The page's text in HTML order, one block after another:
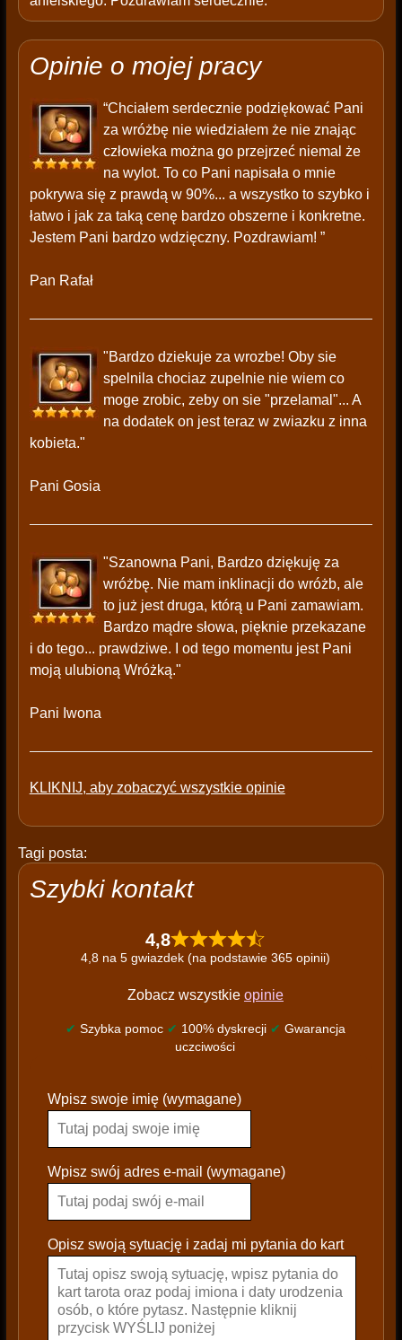
Opinie o mojej pracy
“Chciałem serdecznie podziękować Pani
za wróżbę nie wiedziałem że nie znając
człowieka można go przejrzeć niemal że
na wylot. To co Pani napisała o mnie
pokrywa się z prawdą w 90%... a wszystko to szybko i
łatwo i jak za taką cenę bardzo obszerne i konkretne.
Jestem Pani bardzo wdzięczny. Pozdrawiam! ”
Pan Rafał
"Bardzo dziekuje za wrozbe! Oby sie
spelnila chociaz zupelnie nie wiem co
moge zrobic, zeby on sie "przelamal"... A
na dodatek on jest teraz w zwiazku z inna
kobieta."
Pani Gosia
"Szanowna Pani, Bardzo dziękuję za
wróżbę. Nie mam inklinacji do wróżb, ale
to już jest druga, którą u Pani zamawiam.
Bardzo mądre słowa, pięknie przekazane
i do tego... prawdziwe. I od tego momentu jest Pani
moją ulubioną Wróżką."
Pani Iwona
KLIKNIJ, aby zobaczyć wszystkie opinie
Tagi posta:
Szybki kontakt
4,8
4,8 na 5 gwiazdek (na podstawie 365 opinii)
Zobacz wszystkie opinie
✔ Szybka pomoc ✔ 100% dyskrecji ✔ Gwarancja
uczciwości
l
a
s
e
a
Wpisz swoje imię (wymagane)
Wpisz swój adres e-mail (wymagane)
Opisz swoją sytuację i zadaj mi pytania do kart